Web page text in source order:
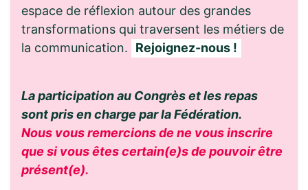
espace de réflexion autour des grandes
transformations qui traversent les métiers de
la communication.
Rejoignez-nous !
La participation au Congrès et les repas
sont pris en charge par la Fédération.
Nous vous remercions de ne vous inscrire
que si vous êtes certain(e)s de pouvoir être
présent(e).